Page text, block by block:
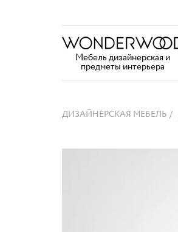
Мебель дизайнерская и
предметы интерьера
ДИЗАЙНЕРСКАЯ МЕБЕЛЬ